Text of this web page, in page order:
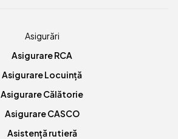
Asigurări
Asigurare RCA
Asigurare Locuință
Asigurare Călătorie
Asigurare CASCO
Asistență rutieră